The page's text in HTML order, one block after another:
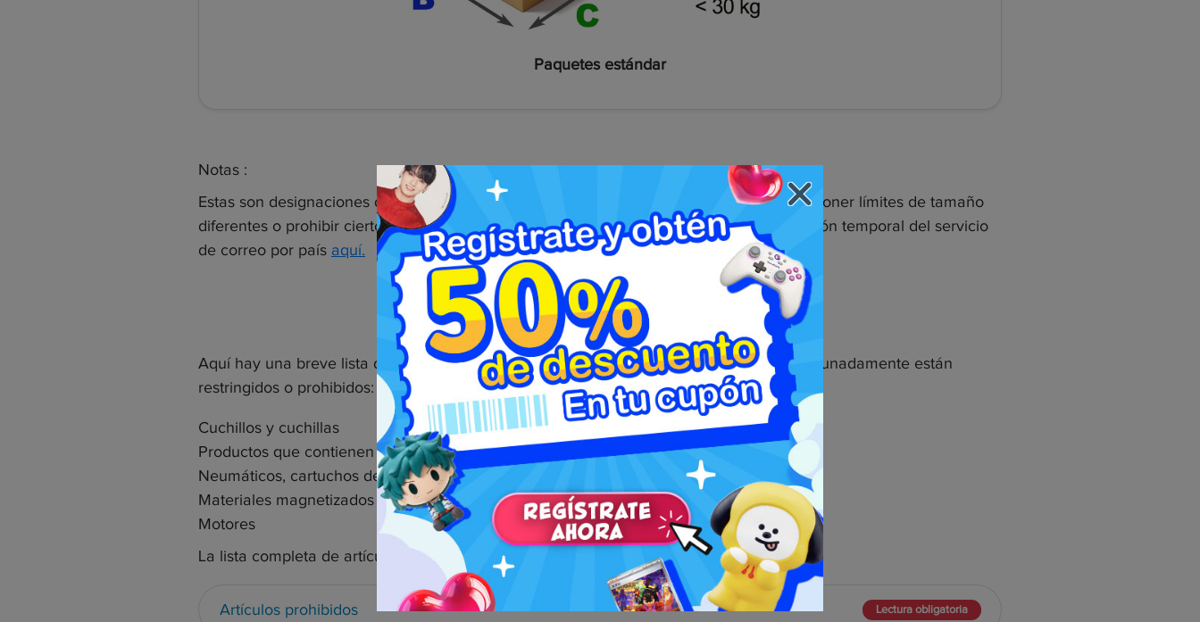
Paquetes estándar
Notas :
Estas son designaciones de tamaño estándar de Japan Post; algunos países pueden imponer límites de tamaño
diferentes o prohibir ciertos métodos de envío. Se puede encontrar una lista de suspensión temporal del servicio
de correo por país aquí.
Tipo de artículo.
Aquí hay una breve lista de los tipos de elementos comúnmente solicitados que desafortunadamente están
restringidos o prohibidos:
Cuchillos y cuchillas
Productos que contienen batería de litio
Neumáticos, cartuchos de gas.
Materiales magnetizados (como amplificadores)
Motores
La lista completa de artículos prohibidos está disponible aquí:
Artículos prohibidos Lectura obligatoria